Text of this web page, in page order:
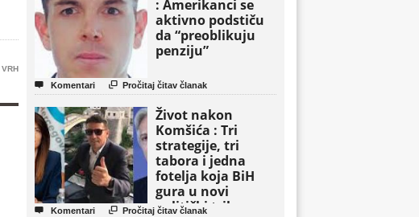
VRH
: Amerikanci se
aktivno podstiču
da “preoblikuju
penziju”
 Komentari  Pročitaj čitav članak
Život nakon
Komšića : Tri
strategije, tri
tabora i jedna
fotelja koja BiH
gura u novi
politički triler
 Komentari  Pročitaj čitav članak